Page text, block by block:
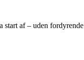
af – uden